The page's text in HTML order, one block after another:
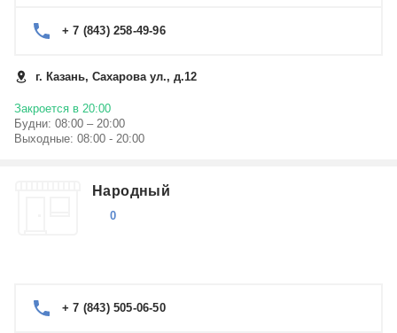
+ 7 (843) 258-49-96
г. Казань, Сахарова ул., д.12
Закроется в 20:00
Будни: 08:00 – 20:00
Выходные: 08:00 - 20:00
Народный
0
+ 7 (843) 505-06-50